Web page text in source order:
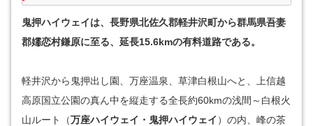
鬼押ハイウェイは、長野県北佐久郡軽井沢町から群馬県吾妻
郡嬬恋村鎌原に至る、延長15.6kmの有料道路である。
軽井沢から鬼押出し園、万座温泉、草津白根山へと、上信越
高原国立公園の真ん中を縦走する全長約60kmの浅間～白根火
山ルート（万座ハイウェイ・鬼押ハイウェイ ）の内、峰の茶